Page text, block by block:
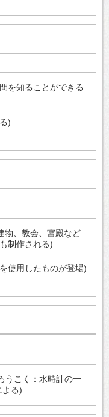
を知ることができる
)
物、教会、宮殿など
制作される)
使用したものが登場)
うこく：水時計の一
よる)